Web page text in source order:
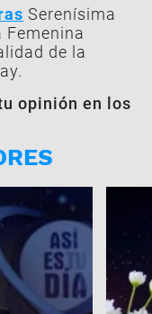
Serenísima
Femenina
de la
opinión en los